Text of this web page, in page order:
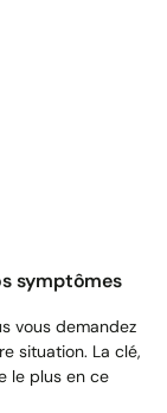
symptômes
vous demandez
situation. La clé,
le plus en ce